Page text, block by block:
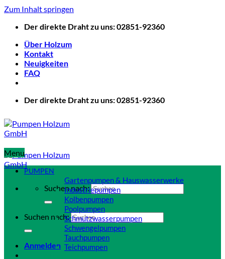
Zum Inhalt springen
Der direkte Draht zu uns: 02851-92360
Über Holzum
Kontakt
Neuigkeiten
FAQ
Der direkte Draht zu uns: 02851-92360
Suchen nach:
Suchen nach:
Anmelden
Menu
PUMPEN
Gartenpumpen & Hauswasserwerke
Industriepumpen
Kolbenpumpen
Poolpumpen
Schmutzwasserpumpen
Schwengelpumpen
Tauchpumpen
Teichpumpen